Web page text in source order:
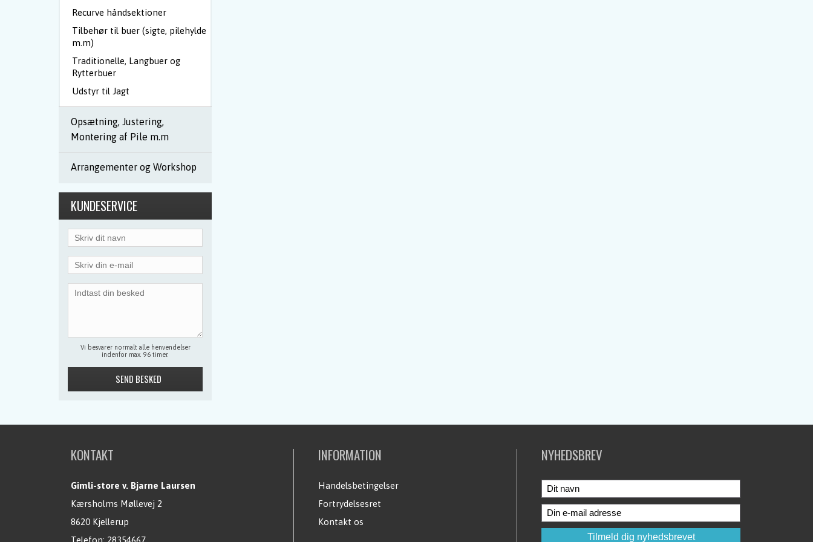
Recurve håndsektioner
Tilbehør til buer (sigte, pilehylde
m.m)
Traditionelle, Langbuer og
Rytterbuer
Udstyr til Jagt
Opsætning, Justering,
Montering af Pile m.m
Arrangementer og Workshop
KUNDESERVICE
Vi besvarer normalt alle henvendelser
indenfor max. 96 timer.
KONTAKT
Gimli-store v. Bjarne Laursen
Kærsholms Møllevej 2
8620 Kjellerup
Telefon: 28354667
INFORMATION
Handelsbetingelser
Fortrydelsesret
Kontakt os
NYHEDSBREV